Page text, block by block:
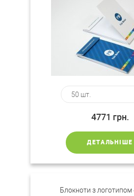
4771 грн.
ДЕТАЛЬНІШЕ
Блокноти з логотипом